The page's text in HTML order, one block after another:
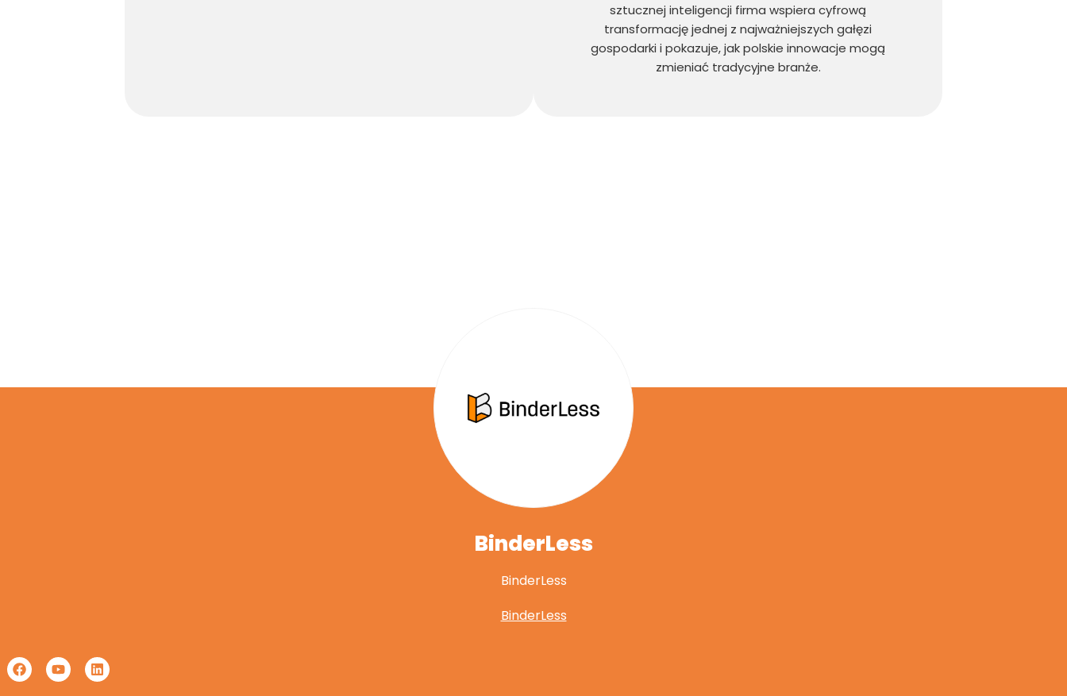
sztucznej inteligencji firma wspiera cyfrową
transformację jednej z najważniejszych gałęzi
gospodarki i pokazuje, jak polskie innowacje mogą
zmieniać tradycyjne branże.
BinderLess
BinderLess
BinderLess